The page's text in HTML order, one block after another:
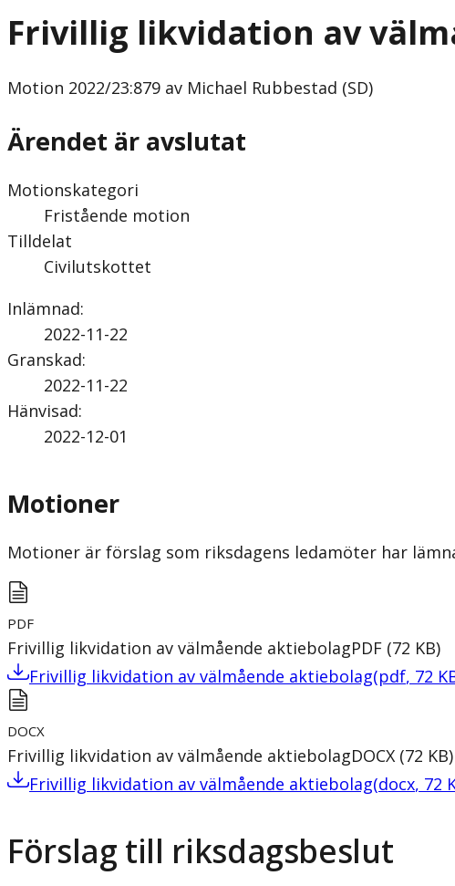
Frivillig likvidation av
Motion 2022/23:879 av Michael Rubbestad (SD)
Ärendet är avslutat
Motionskategori
Fristående motion
Tilldelat
Civilutskottet
Inlämnad:
2022-11-22
Granskad:
2022-11-22
Hänvisad:
2022-12-01
Motioner
Motioner är förslag som riksdagens ledamöter har
PDF
Frivillig likvidation av välmående aktiebolagPDF (72 KB)
Frivillig likvidation av välmående aktiebolag(pdf, 72
DOCX
Frivillig likvidation av välmående aktiebolagDOCX (72 KB)
Frivillig likvidation av välmående aktiebolag(docx, 72
Förslag till riksdagsbeslut